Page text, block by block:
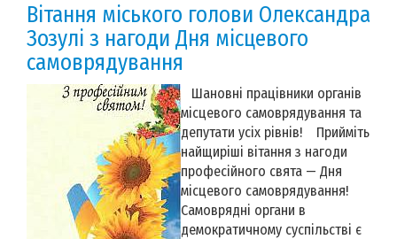
Вітання міського голови Олександра
Зозулі з нагоди Дня місцевого
самоврядування
Шановні працівники органів
місцевого самоврядування та
депутати усіх рівнів! Прийміть
найщиріші вітання з нагоди
професійного свята — Дня
місцевого самоврядування!
Самоврядні органи в
демократичному суспільстві є